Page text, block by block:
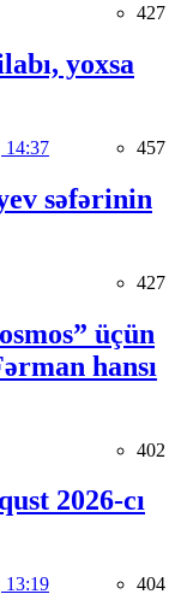
427
yoxsa
14:37 457
səfərinin
427
üçün
hansı
402
2026-cı
13:19 404